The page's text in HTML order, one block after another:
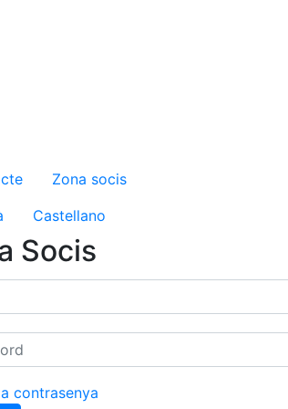
del compte d'usuari
Zona socis
Castellano
Socis
contrasenya